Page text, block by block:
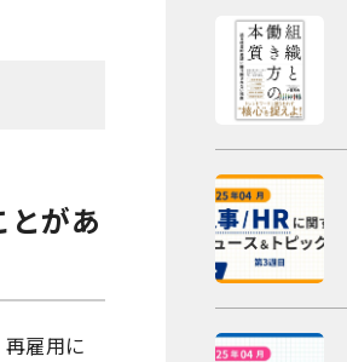
があ
雇用に